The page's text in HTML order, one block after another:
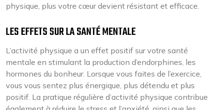
physique, plus votre cœur devient résistant et efficace.
LES EFFETS SUR LA SANTÉ MENTALE
L’activité physique a un effet positif sur votre santé
mentale en stimulant la production d’endorphines, les
hormones du bonheur. Lorsque vous faites de l’exercice,
vous vous sentez plus énergique, plus détendu et plus
positif. La pratique régulière d’activité physique contribue